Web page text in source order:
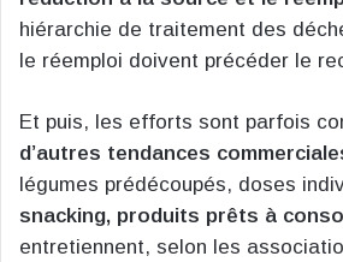
hiérarchie de traitement des
le réemploi doivent précéder le
Et puis, les efforts sont parfois
d’autres tendances
légumes prédécoupés, doses
snacking, produits prêts à
entretiennent, selon les